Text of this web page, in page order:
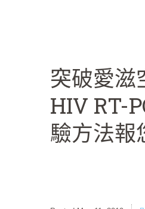
突破愛滋
HIV RT-
驗方法報